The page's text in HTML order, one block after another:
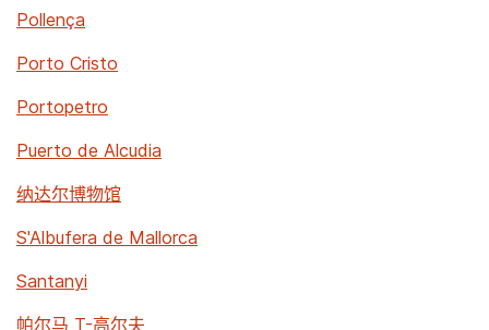
Pollença
Porto Cristo
Portopetro
Puerto de Alcudia
纳达尔博物馆
S'Albufera de Mallorca
Santanyi
帕尔马 T-高尔夫